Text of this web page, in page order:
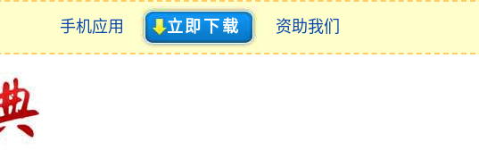
手机应用 立即下载 资助我们